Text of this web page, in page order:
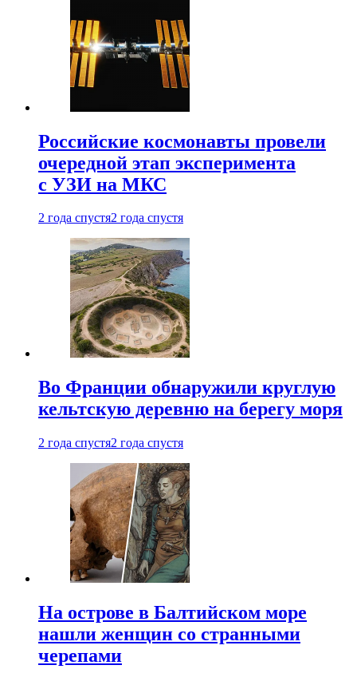
Российские космонавты провели
очередной этап эксперимента
с УЗИ на МКС
2 года спустя2 года спустя
Во Франции обнаружили круглую
кельтскую деревню на берегу моря
2 года спустя2 года спустя
На острове в Балтийском море
нашли женщин со странными
черепами